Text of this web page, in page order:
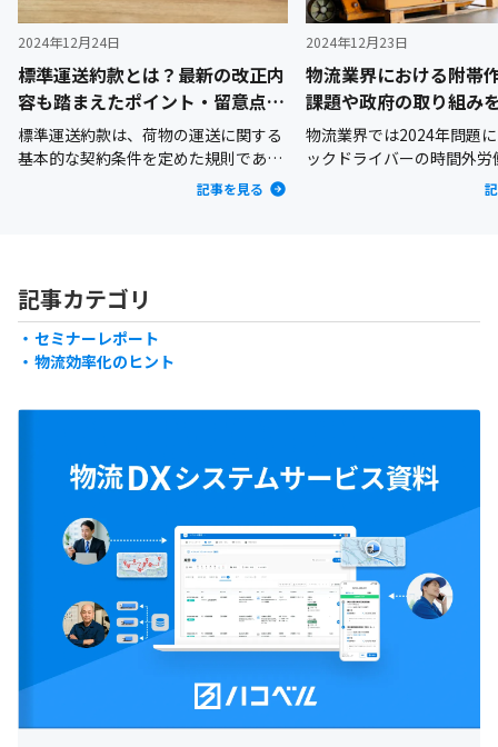
2024年12月24日
標準運送約款とは？最新の改正内
容も踏まえたポイント・留意点を
詳しく解説
標準運送約款は、荷物の運送に関する
基本的な契約条件を定めた規則であ
り、荷主企業と運送事業者業者との間
での契約の基盤となっています。2024
にとって重要な運送契約の変更が加え
られ、業務運営やリスク管理に新たな
対応が求められるようになりました。
そこで本記事では、標準運送約款の概
企業への影響について、今後の対応策
記事を見る
2024年12月23日
物流業界における附帯
課題や政府の取り組み
説
物流業界では2024年問題
ックドライバーの時間外
れることとなり、働き方
負担軽減や長時間労働の改
でしょう。本記事では、附
説します。
記事カテゴリ
セミナーレポート
物流効率化のヒント